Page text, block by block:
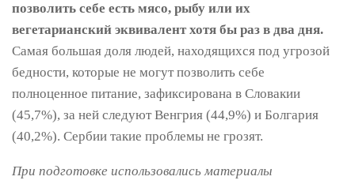
позволить себе есть мясо, рыбу или их
вегетарианский эквивалент хотя бы раз в два дня.
Самая большая доля людей, находящихся под угрозой
бедности, которые не могут позволить себе
полноценное питание, зафиксирована в Словакии
(45,7%), за ней следуют Венгрия (44,9%) и Болгария
(40,2%). Сербии такие проблемы не грозят.
При подготовке использовались материалы